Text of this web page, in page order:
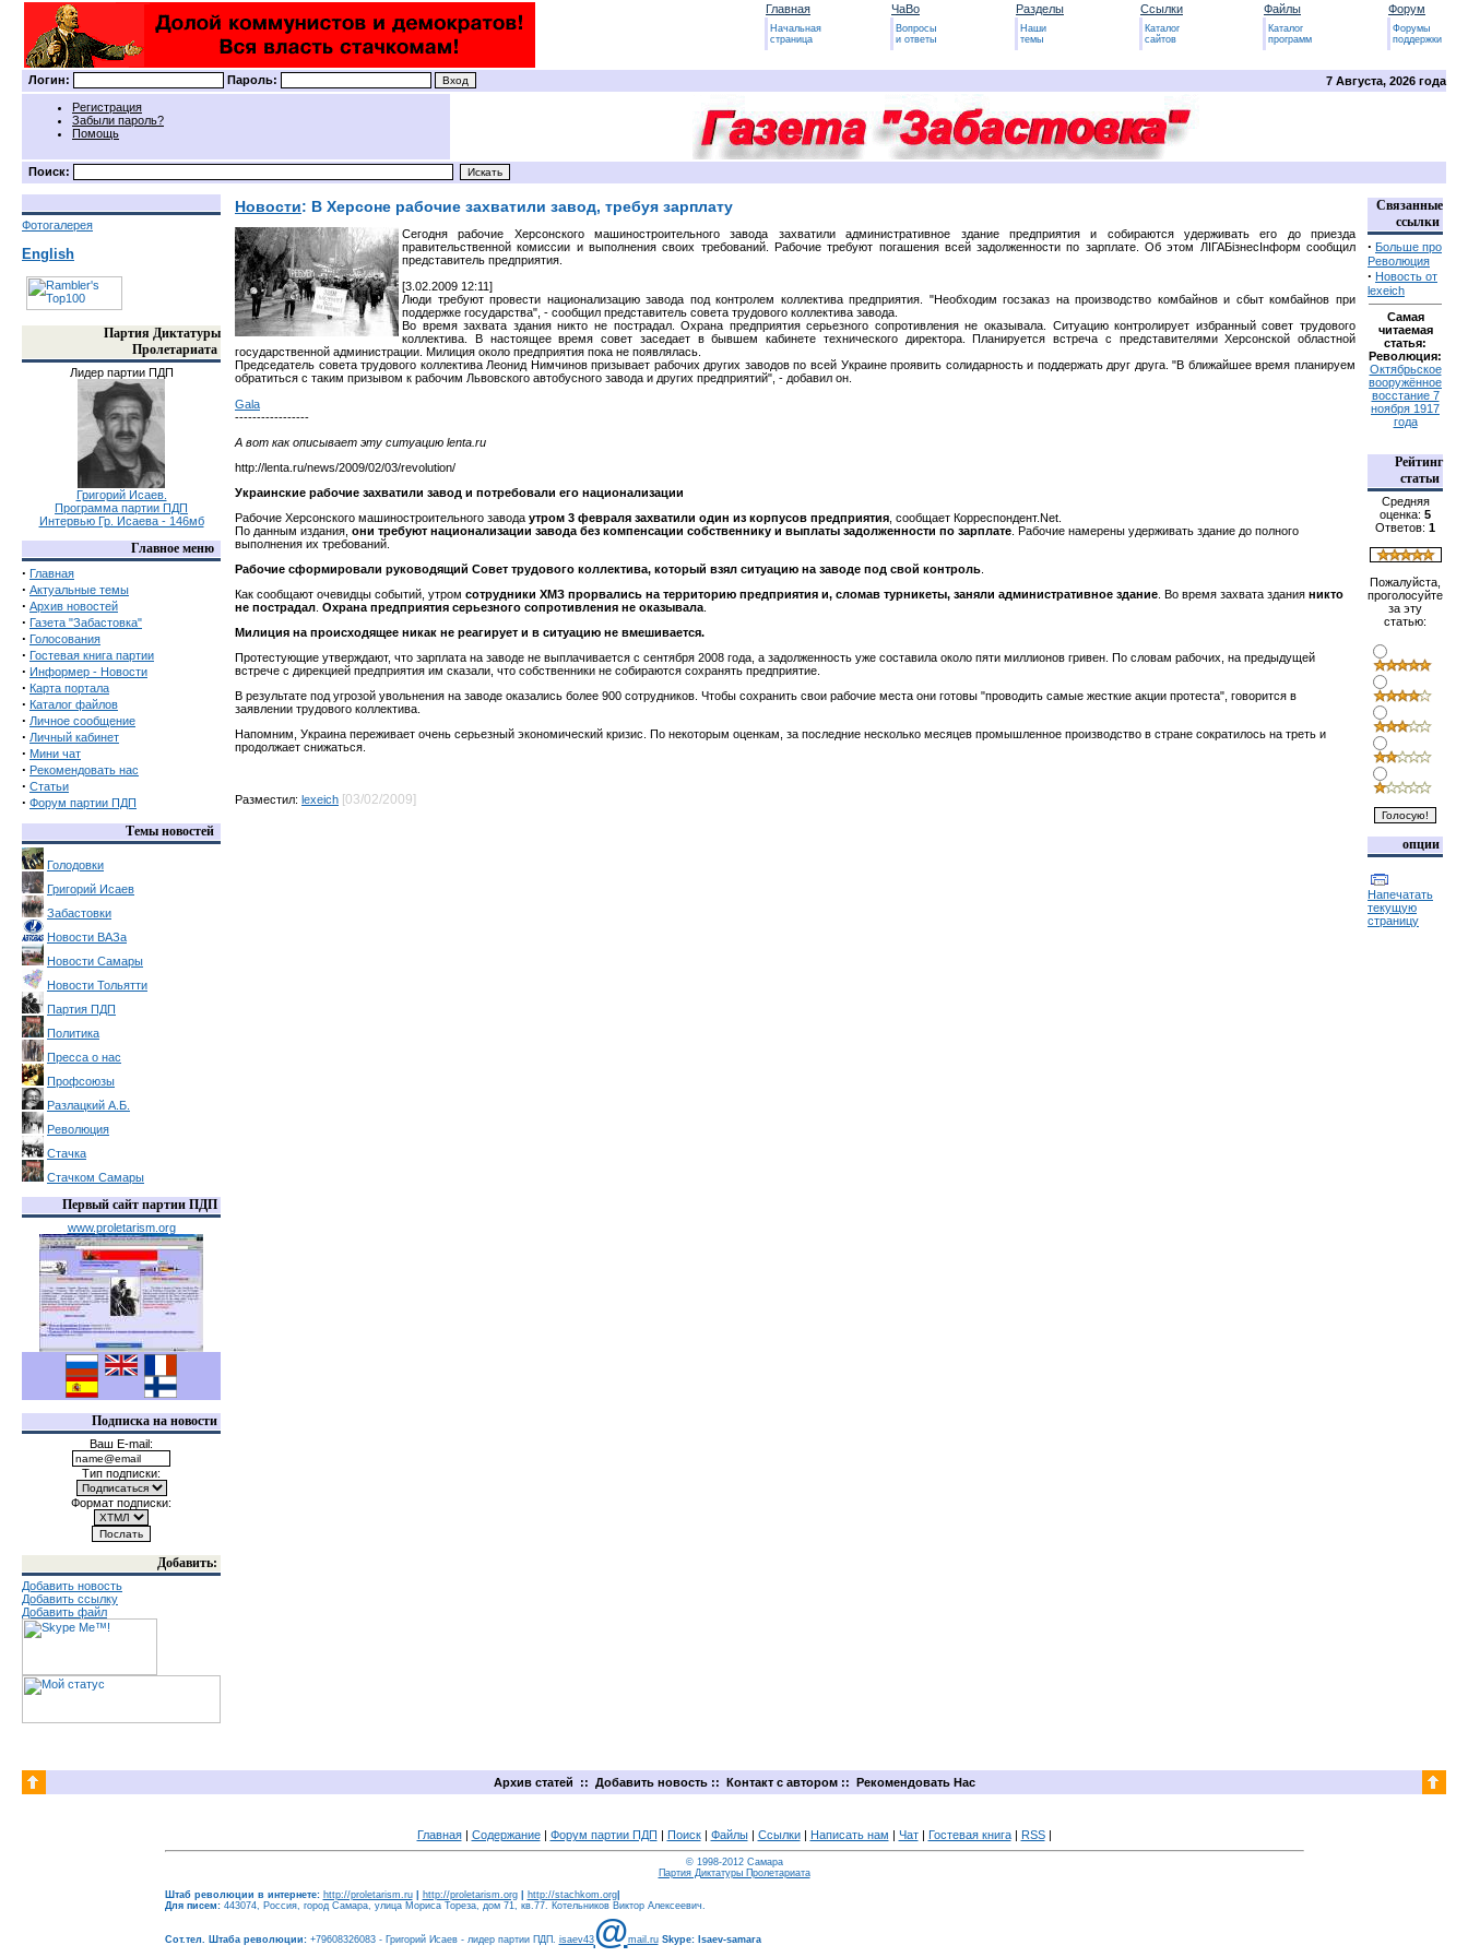
Главная
Начальная
страница
ЧаВо
Вопросы
и ответы
Разделы
Наши
темы
Ссылки
Каталог
сайтов
Файлы
Каталог
программ
Форум
Форумы
поддержки
Логин: Пароль:
7 Августа, 2026 года
Регистрация
Забыли пароль?
Помощь
Поиск:
Фотогалерея
English
Партия Диктатуры
Пролетариата
Лидер партии ПДП
Григорий Исаев.
Программа партии ПДП
Интервью Гр. Исаева - 146мб
Главное меню
· Главная
· Актуальные темы
· Архив новостей
· Газета "Забастовка"
· Голосования
· Гостевая книга партии
· Информер - Новости
· Карта портала
· Каталог файлов
· Личное сообщение
· Личный кабинет
· Мини чат
· Рекомендовать нас
· Статьи
· Форум партии ПДП
Темы новостей
Голодовки
Григорий Исаев
Забастовки
Новости ВАЗа
Новости Самары
Новости Тольятти
Партия ПДП
Политика
Пресса о нас
Профсоюзы
Разлацкий А.Б.
Революция
Стачка
Стачком Самары
Первый сайт партии ПДП
www.proletarism.org
Подписка на новости
Ваш E-mail:
Тип подписки:
Формат подписки:
Добавить:
Добавить новость
Добавить ссылку
Добавить файл
Новости: В Херсоне рабочие захватили завод, требуя зарплату
Сегодня рабочие Херсонского машиностроительного завода захватили административное здание предприятия и собираются удерживать его до приезда
правительственной комиссии и выполнения своих требований. Рабочие требуют погашения всей задолженности по зарплате. Об этом ЛІГАБізнесІнформ сообщил
представитель предприятия.
[3.02.2009 12:11]
Люди требуют провести национализацию завода под контролем коллектива предприятия. "Необходим госзаказ на производство комбайнов и сбыт комбайнов при
поддержке государства", - сообщил представитель совета трудового коллектива завода.
Во время захвата здания никто не пострадал. Охрана предприятия серьезного сопротивления не оказывала. Ситуацию контролирует избранный совет трудового
коллектива. В настоящее время совет заседает в бывшем кабинете технического директора. Планируется встреча с представителями Херсонской областной
государственной администрации. Милиция около предприятия пока не появлялась.
Председатель совета трудового коллектива Леонид Нимчинов призывает рабочих других заводов по всей Украине проявить солидарность и поддержать друг друга. "В ближайшее время планируем
обратиться с таким призывом к рабочим Львовского автобусного завода и других предприятий", - добавил он.
Gala
-----------------
А вот как описывает эту ситуацию lenta.ru
http://lenta.ru/news/2009/02/03/revolution/
Украинские рабочие захватили завод и потребовали его национализации
Рабочие Херсонского машиностроительного завода утром 3 февраля захватили один из корпусов предприятия , сообщает Корреспондент.Net.
По данным издания, они требуют национализации завода без компенсации собственнику и выплаты задолженности по зарплате . Рабочие намерены удерживать здание до полного
выполнения их требований.
Рабочие сформировали руководящий Совет трудового коллектива, который взял ситуацию на заводе под свой контроль
Как сообщают очевидцы событий, утром сотрудники ХМЗ прорвались на территорию предприятия и, сломав турникеты, заняли административное здание . Во время захвата здания никто
не пострадал Охрана предприятия серьезного сопротивления не оказывала
Милиция на происходящее никак не реагирует и в ситуацию не вмешивается.
Протестующие утверждают, что зарплата на заводе не выплачивается с сентября 2008 года, а задолженность уже составила около пяти миллионов гривен. По словам рабочих, на предыдущей
встрече с дирекцией предприятия им сказали, что собственники не собираются сохранять предприятие.
В результате под угрозой увольнения на заводе оказались более 900 сотрудников. Чтобы сохранить свои рабочие места они готовы "проводить самые жесткие акции протеста", говорится в
заявлении трудового коллектива.
Напомним, Украина переживает очень серьезный экономический кризис. По некоторым оценкам, за последние несколько месяцев промышленное производство в стране сократилось на треть и
продолжает снижаться.
Разместил: lexeich [03/02/2009]
Связанные
ссылки
· Больше про
Революция
· Новость от
lexeich
Самая
читаемая
статья:
Революция:
Октябрьское
вооружённое
восстание 7
ноября 1917
года
Рейтинг
статьи
Средняя
оценка: 5
Ответов: 1
Пожалуйста,
проголосуйте
за эту
статью:
опции
Напечатать
текущую
страницу
Архив статей :: Добавить новость :: Контакт с автором :: Рекомендовать Нас
Главная| Содержание| Форум партии ПДП | Поиск| Файлы| Ссылки| Написать нам | Чат| Гостевая книга| RSS|
© 1998-2012 Самара
Партия Диктатуры Пролетариата
Штаб революции в интернете: http://proletarism.ru| http://proletarism.org| http://stachkom.org|
Для писем:443074, Россия, город Самара, улица Мориса Тореза, дом 71, кв.77. Котельников Виктор Алексеевич.
Сот.тел. Штаба революции: +79608326083 - Григорий Исаев - лидер партии ПДП. isaev43@mail.ruSkype: Isaev-samara